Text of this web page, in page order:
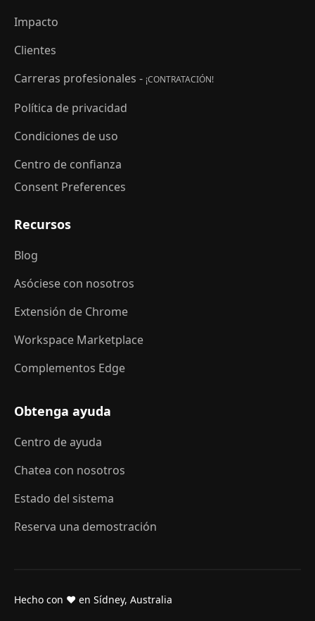
Impacto
Clientes
Carreras profesionales - ¡CONTRATACIÓN!
Política de privacidad
Condiciones de uso
Centro de confianza
Consent Preferences
Recursos
Blog
Asóciese con nosotros
Extensión de Chrome
Workspace Marketplace
Complementos Edge
Obtenga ayuda
Centro de ayuda
Chatea con nosotros
Estado del sistema
Reserva una demostración
Hecho con ❤ en Sídney, Australia